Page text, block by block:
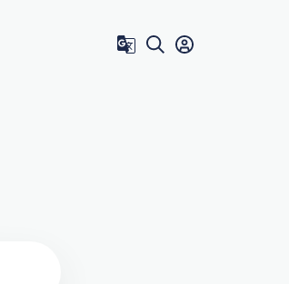
Zum Benutzer